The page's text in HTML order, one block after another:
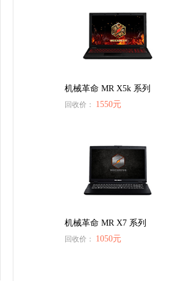
机械革命 MR X5k 系列
回收价： 1550元
机械革命 MR X7 系列
回收价： 1050元